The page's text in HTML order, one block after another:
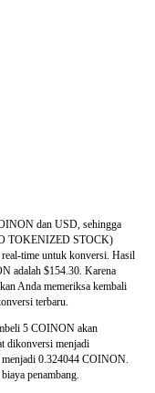
dan USD, sehingga
TOKENIZED STOCK)
time untuk konversi. Hasil
adalah $154.30. Karena
Anda memeriksa kembali
terbaru.
5 COINON akan
dikonversi menjadi
0.324044 COINON.
penambang.